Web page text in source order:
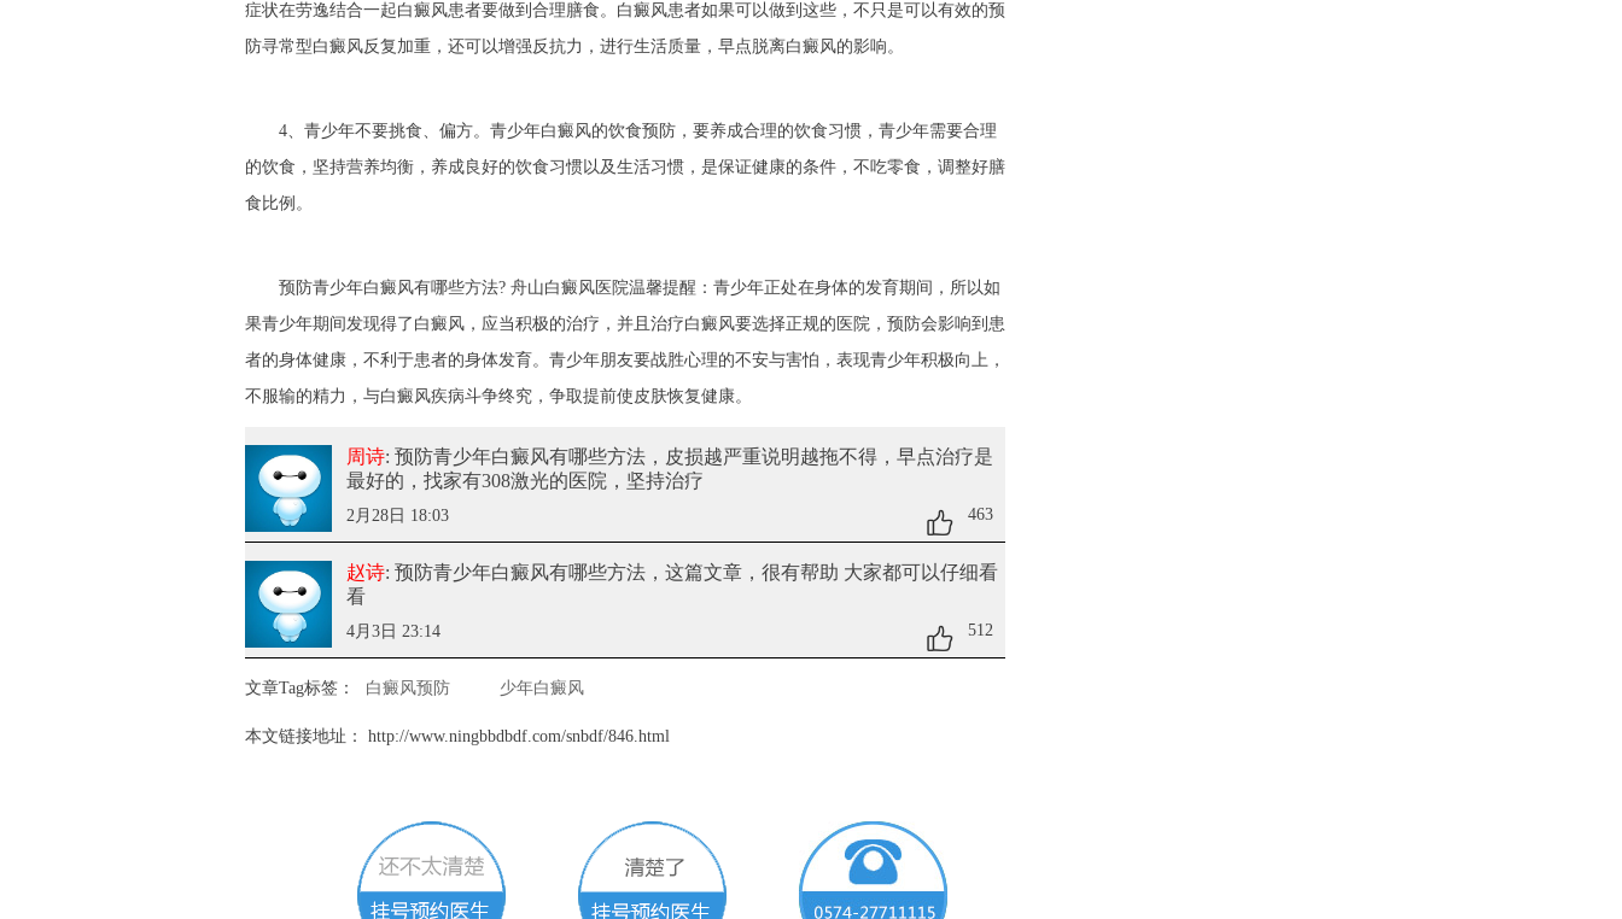
症状在劳逸结合一起白癜风患者要做到合理膳食。白癜风患者如果可以做到这些，不只是可以有效的预
防寻常型白癜风反复加重，还可以增强反抗力，进行生活质量，早点脱离白癜风的影响。
4、青少年不要挑食、偏方。青少年白癜风的饮食预防，要养成合理的饮食习惯，青少年需要合理
的饮食，坚持营养均衡，养成良好的饮食习惯以及生活习惯，是保证健康的条件，不吃零食，调整好膳
食比例。
预防青少年白癜风有哪些方法? 舟山白癜风医院温馨提醒：青少年正处在身体的发育期间，所以如
果青少年期间发现得了白癜风，应当积极的治疗，并且治疗白癜风要选择正规的医院，预防会影响到患
者的身体健康，不利于患者的身体发育。青少年朋友要战胜心理的不安与害怕，表现青少年积极向上，
不服输的精力，与白癜风疾病斗争终究，争取提前使皮肤恢复健康。
周诗: 预防青少年白癜风有哪些方法，皮损越严重说明越拖不得，早点治疗是
最好的，找家有308激光的医院，坚持治疗
2月28日 18:03 463
赵诗: 预防青少年白癜风有哪些方法，这篇文章，很有帮助 大家都可以仔细看
看
4月3日 23:14 512
文章Tag标签： 白癜风预防 少年白癜风
本文链接地址： http://www.ningbbdbdf.com/snbdf/846.html